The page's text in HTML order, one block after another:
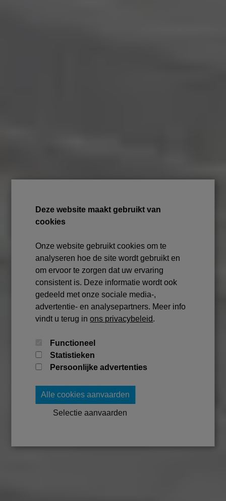
Hoofd in dewolken,
Rentmeesterschap.
4.5 stars
Ontdek ons huurbeheer
Deze website maakt gebruikt van
cookies
Onze website gebruikt cookies om te
analyseren hoe de site wordt gebruikt en
om ervoor te zorgen dat uw ervaring
consistent is. Deze informatie wordt ook
gedeeld met onze sociale media-,
advertentie- en analysepartners. Meer info
vindt u terug in ons privacybeleid.
Functioneel
Statistieken
Persoonlijke advertenties
Alle cookies aanvaarden
Selectie aanvaarden